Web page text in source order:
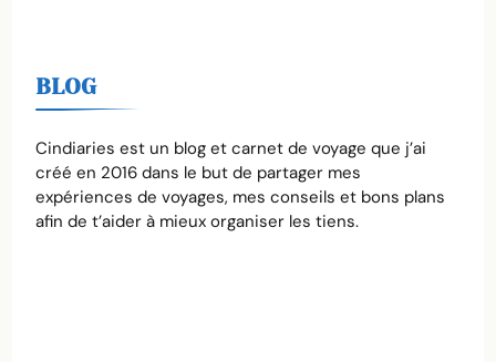
BLOG
Cindiaries est un blog et carnet de voyage que j’ai
créé en 2016 dans le but de partager mes
expériences de voyages, mes conseils et bons plans
afin de t’aider à mieux organiser les tiens.